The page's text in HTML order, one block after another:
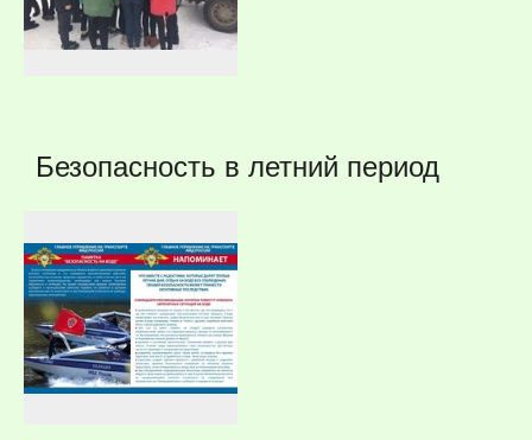
Безопасность в летний период